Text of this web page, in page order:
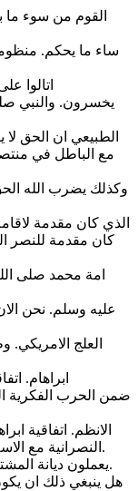
القوم من سوء
ساء ما يحكم.
اتالوا
يخسرون. والنبي
الطبيعي ان الحق لا
مع الباطل في
وكذلك يضرب الله
الذي كان مقدمة
كان مقدمة للنصر
امة محمد صلى
عليه وسلم. نحن
العلج
ابراهام.
ضمن الحرب الفكرية
الانظم. اتفاقية
النصرانية مع الاسلام مع البوذية مع السيخ وكلهم مع بعض.
يعملون ديانة المشترك. هذه الديانة سموها الديانة الابراهيمة.
هل ينبغي ذلك ان